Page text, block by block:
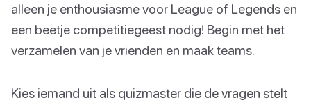
alleen je enthousiasme voor League of Legends en
een beetje competitiegeest nodig! Begin met het
verzamelen van je vrienden en maak teams.
Kies iemand uit als quizmaster die de vragen stelt